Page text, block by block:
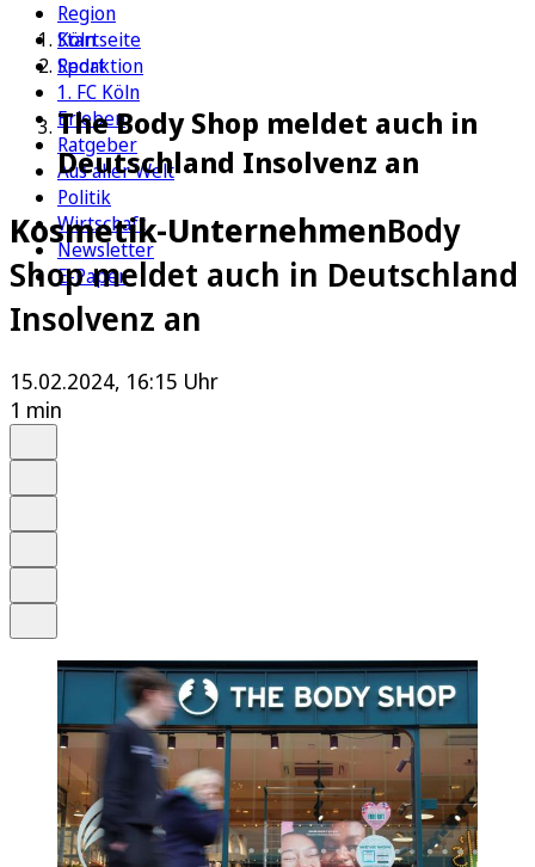
Region
Köln
Sport
1. FC Köln
Erleben
Ratgeber
Aus aller Welt
Politik
Wirtschaft
Newsletter
E-Paper
Startseite
Redaktion
The Body Shop meldet auch in
Deutschland Insolvenz an
Kosmetik-UnternehmenBody
Shop meldet auch in Deutschland
Insolvenz an
15.02.2024, 16:15 Uhr
1 min